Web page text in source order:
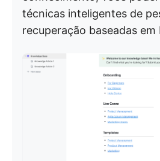
técnicas inteligentes de
recuperação baseadas em